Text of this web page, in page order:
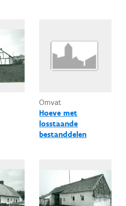
Omvat
Hoeve met
losstaande
bestanddelen